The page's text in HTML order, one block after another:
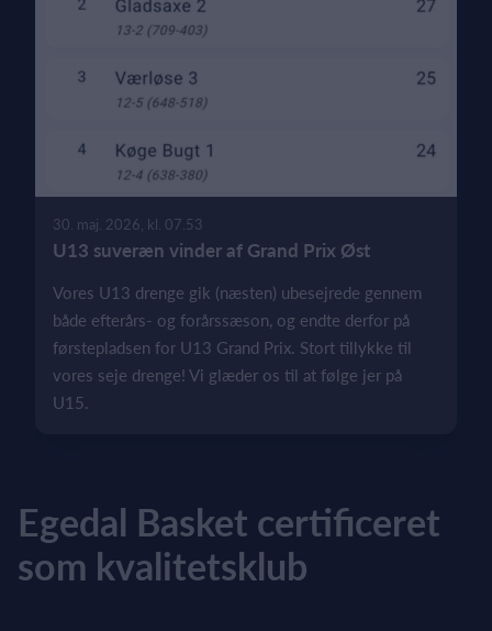
30. maj. 2026, kl. 07.53
U13 suveræn vinder af Grand Prix Øst
Vores U13 drenge gik (næsten) ubesejrede gennem
både efterårs- og forårssæson, og endte derfor på
førstepladsen for U13 Grand Prix. Stort tillykke til
vores seje drenge! Vi glæder os til at følge jer på
U15.
Egedal Basket certificeret
som kvalitetsklub